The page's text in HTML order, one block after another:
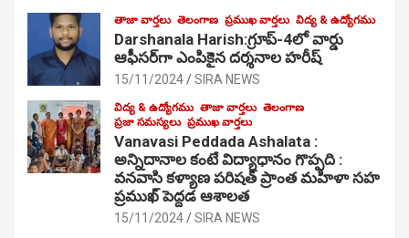
తాజా వార్తలు తెలంగాణ ప్రముఖ వార్తలు విద్య & ఉద్యోగము
Darshanala Harish:గ్రూప్-4లో వార్డు
ఆఫీసర్‌గా ఎంపికైన దర్శనాల హరీష్
15/11/2024 SIRA NEWS
విద్య & ఉద్యోగము తాజా వార్తలు తెలంగాణ
ప్రజా సమస్యలు ప్రముఖ వార్తలు
Vanavasi Peddada Ashalata :
అన్నిదానాల కంటే విద్యాధానం గొప్పది :
వనవాసి కళ్యాణ పరిషత్ ప్రాంత మహిళా సహ
ప్రముఖ్ పెద్దడ ఆశాలత
15/11/2024 SIRA NEWS